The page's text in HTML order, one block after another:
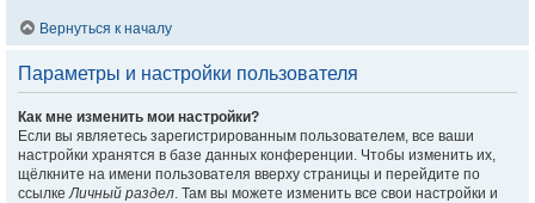
Вернуться к началу
Параметры и настройки пользователя
Как мне изменить мои настройки?
Если вы являетесь зарегистрированным пользователем, все ваши
настройки хранятся в базе данных конференции. Чтобы изменить их,
щёлкните на имени пользователя вверху страницы и перейдите по
ссылкеЛичный раздел. Там вы можете изменить все свои настройки и